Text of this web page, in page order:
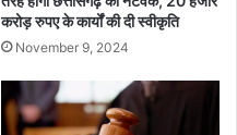
करोड़ रुपए के कार्यों की दी स्वीकृति
November 9, 2024